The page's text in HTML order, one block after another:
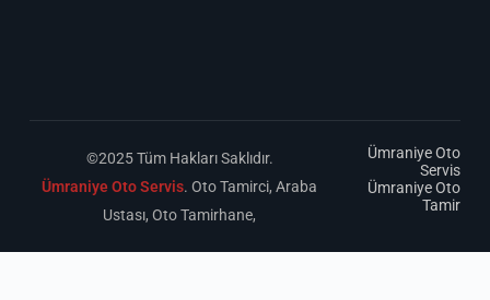
©2025 Tüm Hakları Saklıdır.
Ümraniye Oto Servis. Oto Tamirci, Araba
Ustası, Oto Tamirhane,
Ümraniye Oto
Servis
Ümraniye Oto
Tamir